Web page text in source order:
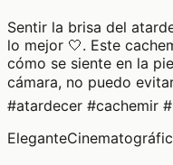
Sentir la brisa del
lo mejor 🤍. Este
cómo se siente en la
cámara, no puedo
#atardecer #cachemir
Elegante